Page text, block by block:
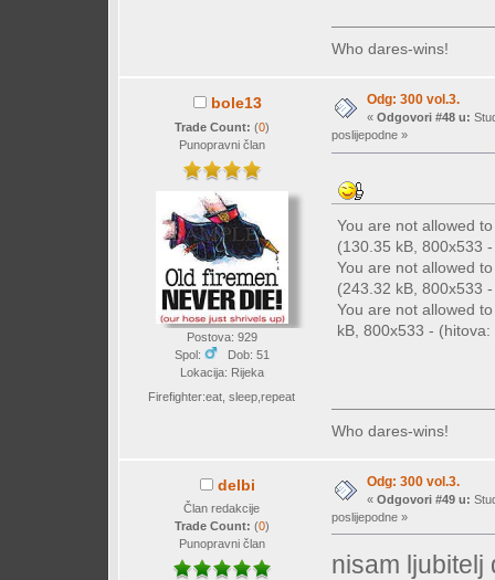
Who dares-wins!
bole13
Trade Count: (0)
Punopravni član
Postova: 929
Spol:
Dob: 51
Lokacija: Rijeka
Firefighter:eat, sleep,repeat
Odg: 300 vol.3.
« Odgovori #48 u:
poslijepodne »
You are not allowed
(130.35 kB, 800x533
You are not allowed
(243.32 kB, 800x533
You are not allowed
kB, 800x533 - (hitova:
Who dares-wins!
delbi
Član redakcije
Trade Count: (0)
Punopravni član
Odg: 300 vol.3.
« Odgovori #49 u:
poslijepodne »
nisam ljubitelj